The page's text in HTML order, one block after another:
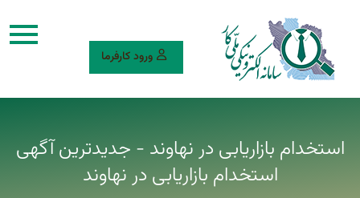
ورود کارفرما
استخدام بازاریابی در نهاوند - جدیدترین آگهی
استخدام بازاریابی در نهاوند